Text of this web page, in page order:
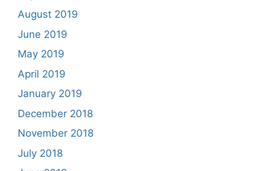
August 2019
June 2019
May 2019
April 2019
January 2019
December 2018
November 2018
July 2018